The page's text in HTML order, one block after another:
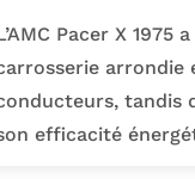
Pacer X
arrondie
tandis
efficacité